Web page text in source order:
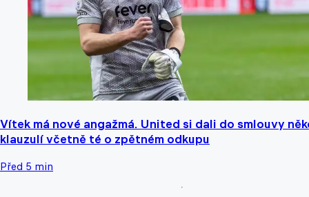
Vítek má nové angažmá. United si dali do smlouvy
klauzulí včetně té o zpětném odkupu
Před 5 min